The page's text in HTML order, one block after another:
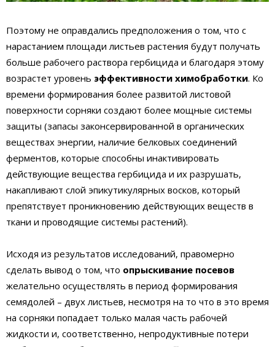
Поэтому не оправдались предположения о том, что с
нарастанием площади листьев растения будут получать
больше рабочего раствора гербицида и благодаря этому
возрастет уровень эффективности химобработки. Ко
времени формирования более развитой листовой
поверхности сорняки создают более мощные системы
защиты (запасы законсервированной в органических
веществах энергии, наличие белковых соединений
ферментов, которые способны инактивировать
действующие вещества гербицида и их разрушать,
накапливают слой эпикутикулярных восков, который
препятствует проникновению действующих веществ в
ткани и проводящие системы растений).
Исходя из результатов исследований, правомерно
сделать вывод о том, что опрыскивание посевов
желательно осуществлять в период формирования
семядолей – двух листьев, несмотря на то что в это время
на сорняки попадает только малая часть рабочей
жидкости и, соответственно, непродуктивные потери